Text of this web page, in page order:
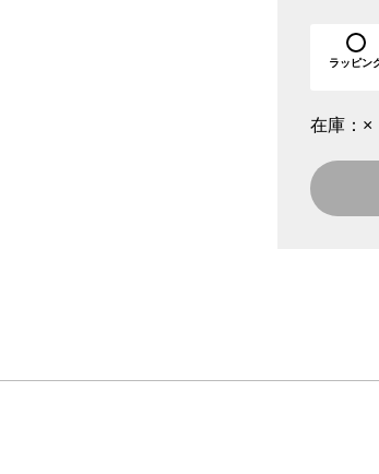
ラッピン
在庫： ×